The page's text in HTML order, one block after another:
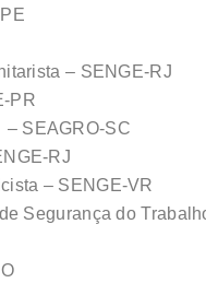
– SENGE-RJ
PR
SEAGRO-SC
RJ
– SENGE-VR
Segurança do